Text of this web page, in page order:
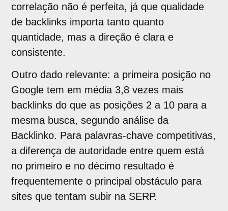
correlação não é perfeita, já que qualidade
de backlinks importa tanto quanto
quantidade, mas a direção é clara e
consistente.
Outro dado relevante: a primeira posição no
Google tem em média 3,8 vezes mais
backlinks do que as posições 2 a 10 para a
mesma busca, segundo análise da
Backlinko. Para palavras-chave competitivas,
a diferença de autoridade entre quem está
no primeiro e no décimo resultado é
frequentemente o principal obstáculo para
sites que tentam subir na SERP.